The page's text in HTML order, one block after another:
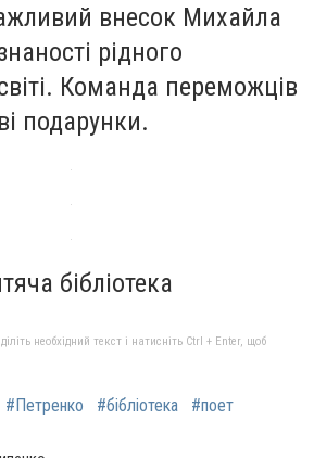
внесок Михайла
рідного
Команда переможців
подарунки.
бібліотека
необхідний текст і натисніть Ctrl + Enter, щоб
#Петренко #бібліотека #поет